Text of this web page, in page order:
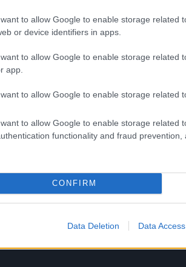
to allow Google to enable storage related
or device identifiers in apps.
to allow Google to enable storage related
app.
to allow Google to enable storage related
to allow Google to enable storage related
functionality and fraud prevention,
CONFIRM
Data Deletion Data Access
fényes csíkokat és pontokat láthatott. Nem